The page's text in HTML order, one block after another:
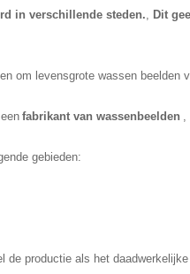
in verschillende steden., Dit
om levensgrote wassen
fabrikant van wassenbeelden ,
gebieden:
productie als het